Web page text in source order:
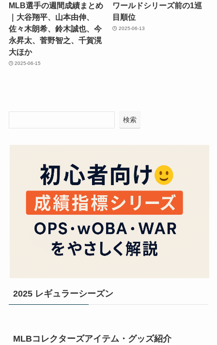
MLB選手の週間成績まとめ
｜大谷翔平、山本由伸、
佐々木朗希、鈴木誠也、今
永昇太、菅野智之、千賀滉
大ほか
2025-06-15
ワールドシリーズ前の1巡
目順位
2025-06-13
検索
2025 レギュラーシーズン
MLBコレクターズアイテム・グッズ紹介